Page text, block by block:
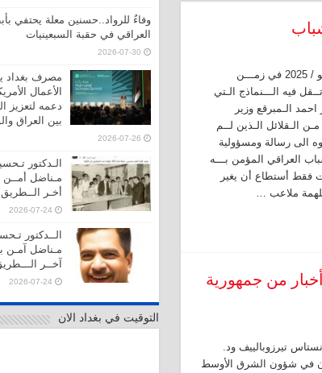
الغربية – خاص – 19 / يوليو / 2025 في زمـــن
فيه الـــنماذج الـتي
احمد الـمبرقع وزير
الـقلائل الـذين لــم
الى رسالة ومسؤولية
العراقي المؤمن بـــه
فقط أستطاع أن يغير
ملاعب …
من جمهورية
تيرزوبالييف ود.
في شؤون الشرق الأوسط
وفاءٌ للرواد..حسنين معلة يحتفي
العراقي في حقبة السبعينيات
2026-07-30
مصرف بغداد
الأعمال
دعمه لتعزيز
بين العراق
2026-07-26
الـدكتور
مـناضل أمــن
أخـر الــطريق
2026-07-24
الــدكتور
مـناضل آمـن
آخــر
2026-07-24
التوقيت في بغداد الان